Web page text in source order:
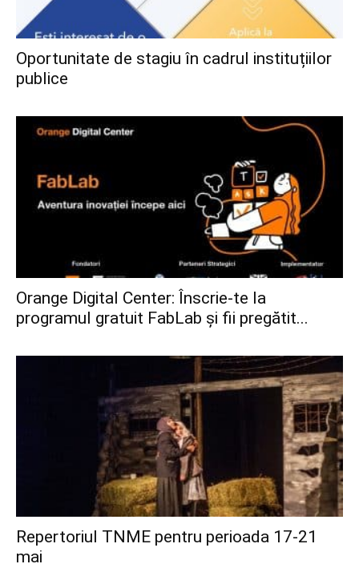
Oportunitate de stagiu în cadrul instituțiilor
publice
Orange Digital Center: Înscrie-te la
programul gratuit FabLab și fii pregătit...
Repertoriul TNME pentru perioada 17-21
mai